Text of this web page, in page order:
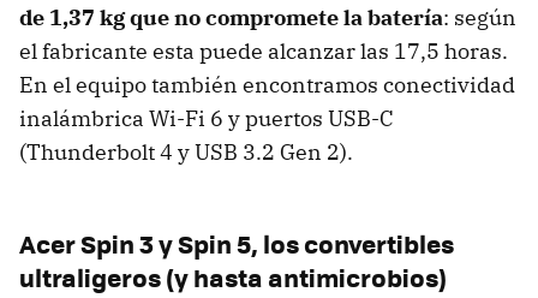
de 1,37 kg que no compromete la batería: según
el fabricante esta puede alcanzar las 17,5 horas.
En el equipo también encontramos conectividad
inalámbrica Wi-Fi 6 y puertos USB-C
(Thunderbolt 4 y USB 3.2 Gen 2).
Acer Spin 3 y Spin 5, los convertibles
ultraligeros (y hasta antimicrobios)